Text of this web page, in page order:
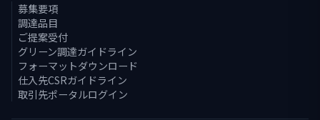
募集要項
調達品目
ご提案受付
グリーン調達ガイドライン
フォーマットダウンロード
仕入先CSRガイドライン
取引先ポータルログイン